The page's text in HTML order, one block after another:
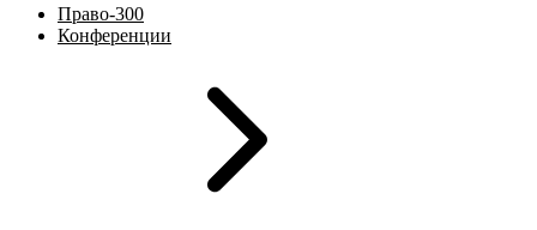
Право-300
Конференции